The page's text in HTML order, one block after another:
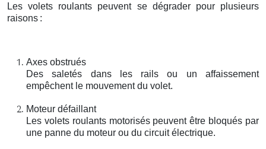
Les volets roulants peuvent se dégrader pour plusieurs
raisons :
Axes obstrués
Des saletés dans les rails ou un affaissement
empêchent le mouvement du volet.
Moteur défaillant
Les volets roulants motorisés peuvent être bloqués par
une panne du moteur ou du circuit électrique.